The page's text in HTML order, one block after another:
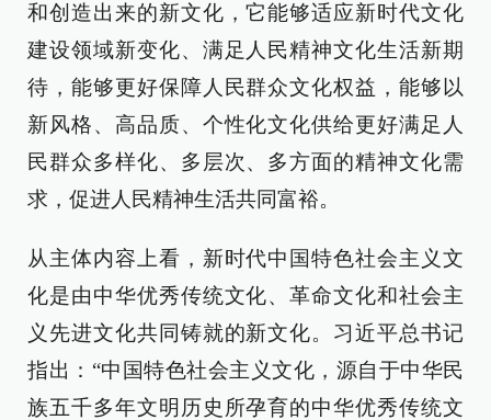
和创造出来的新文化，它能够适应新时代文化
建设领域新变化、满足人民精神文化生活新期
待，能够更好保障人民群众文化权益，能够以
新风格、高品质、个性化文化供给更好满足人
民群众多样化、多层次、多方面的精神文化需
求，促进人民精神生活共同富裕。
从主体内容上看，新时代中国特色社会主义文
化是由中华优秀传统文化、革命文化和社会主
义先进文化共同铸就的新文化。习近平总书记
指出：“中国特色社会主义文化，源自于中华民
族五千多年文明历史所孕育的中华优秀传统文